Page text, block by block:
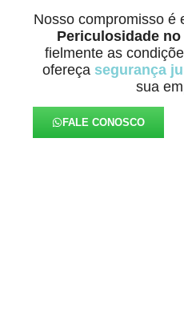
Nosso compromisso é
Periculosidade no
fielmente as
ofereça segurança
sua
FALE CONOSCO